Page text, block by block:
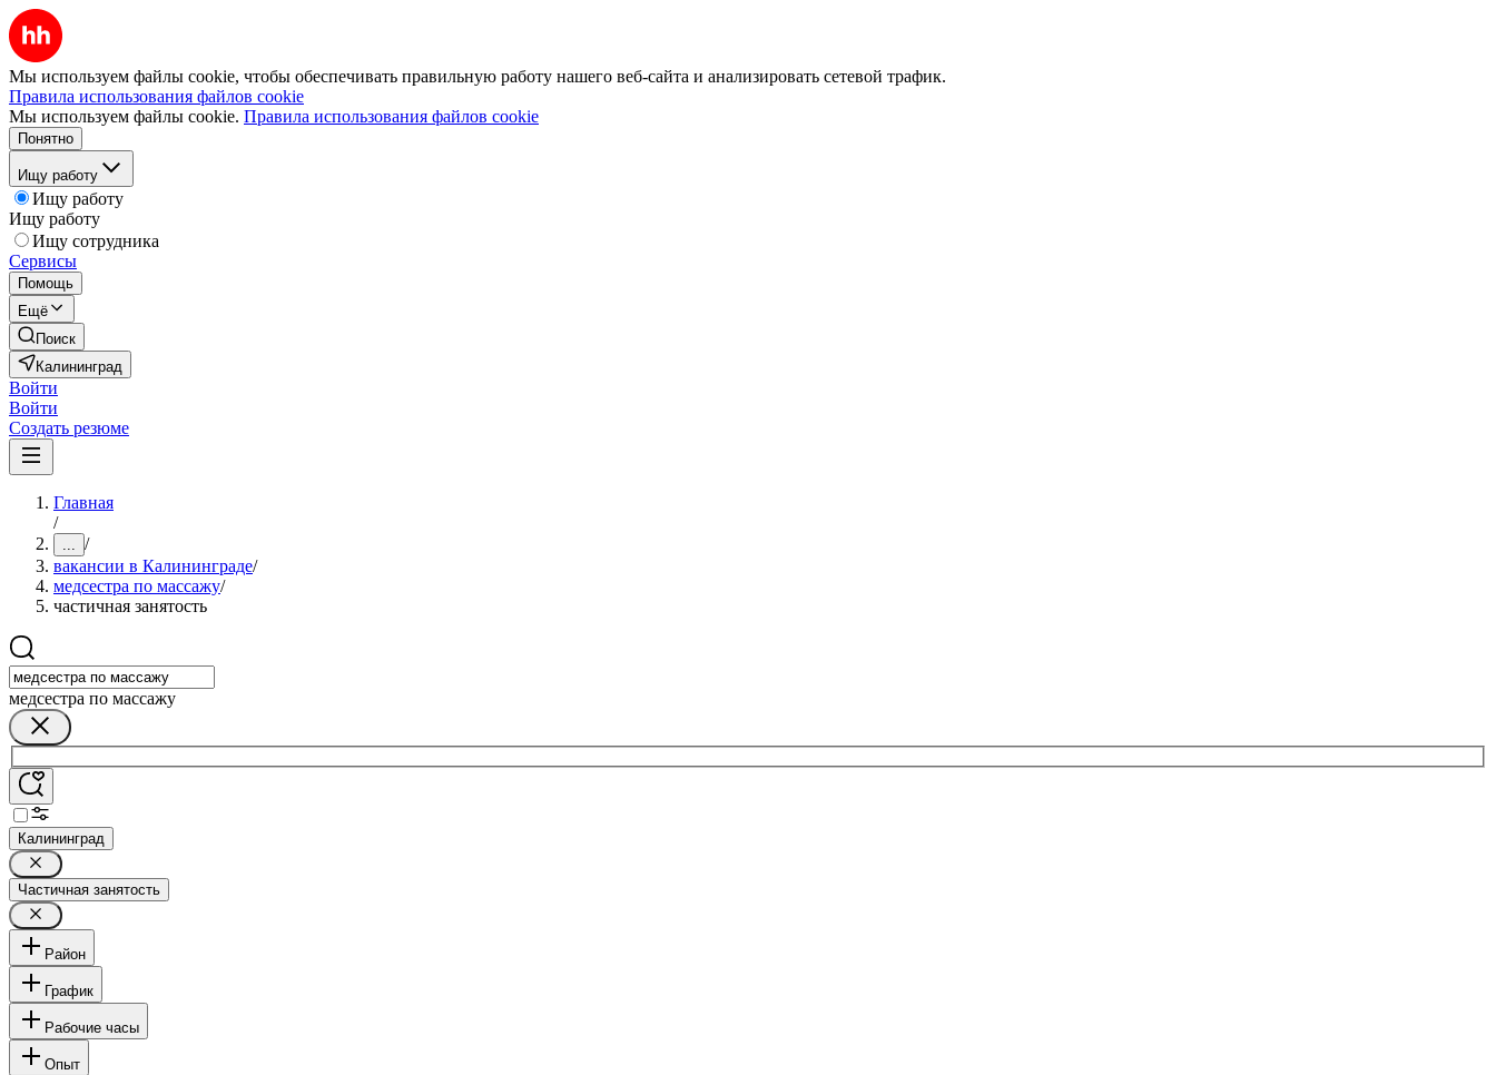
Мы используем файлы cookie, чтобы обеспечивать правильную работу нашего веб-сайта и анализировать сетевой трафик.
Правила использования файлов cookie
Мы используем файлы cookie. Правила использования файлов cookie
Понятно
Ищу работу
Ищу работу
Ищу работу
Ищу сотрудника
Сервисы
Помощь
Ещё
Поиск
Калининград
Войти
Войти
Создать резюме
Главная
/
... /
вакансии в Калининграде/
медсестра по массажу/
частичная занятость
медсестра по массажу
Калининград
Частичная занятость
Район
График
Рабочие часы
Опыт